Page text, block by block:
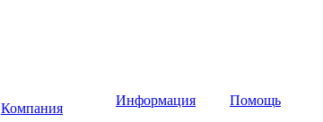
Компания
Информация
Помощь